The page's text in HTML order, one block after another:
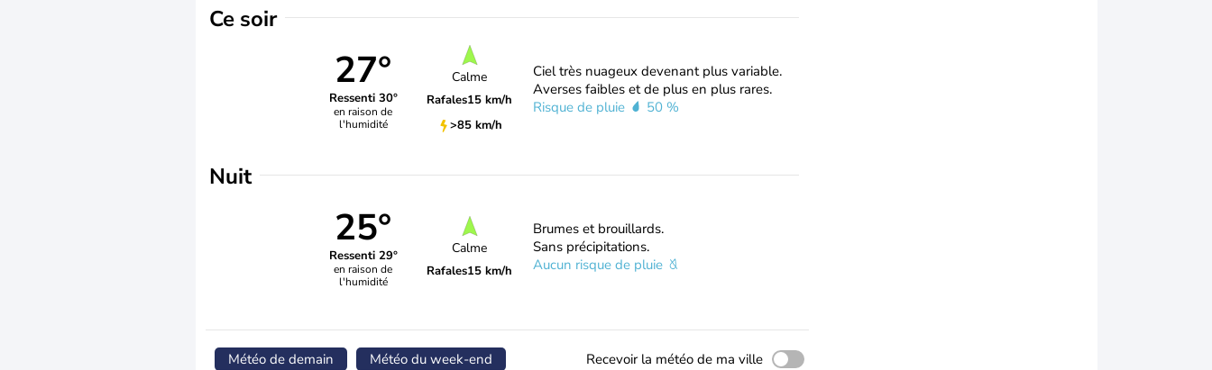
Ce soir
27°
Ressenti 30°
en raison de
l'humidité
Calme
Rafales15 km/h
>85 km/h
Ciel très nuageux devenant plus variable.
Averses faibles et de plus en plus rares.
Risque de pluie
50 %
Nuit
25°
Ressenti 29°
en raison de
l'humidité
Calme
Rafales15 km/h
Brumes et brouillards.
Sans précipitations.
Aucun risque de pluie
Météo de demain Météo du week-end Recevoir la météo de ma ville